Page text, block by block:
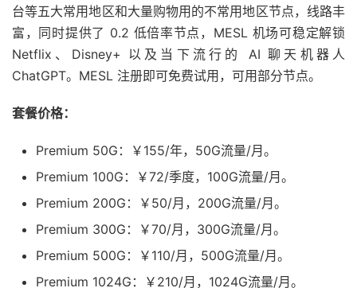
台等五大常用地区和大量购物用的不常用地区节点，线路丰
富，同时提供了 0.2 低倍率节点，MESL 机场可稳定解锁
Netflix、Disney+ 以及当下流行的 AI 聊天机器人
ChatGPT。MESL 注册即可免费试用，可用部分节点。
套餐价格：
Premium 50G：￥155/年，50G流量/月。
Premium 100G：￥72/季度，100G流量/月。
Premium 200G：￥50/月，200G流量/月。
Premium 300G：￥70/月，300G流量/月。
Premium 500G：￥110/月，500G流量/月。
Premium 1024G：￥210/月，1024G流量/月。